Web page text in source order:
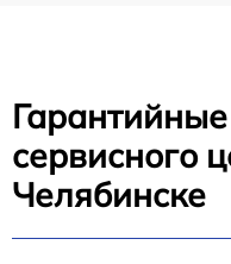
сервисного
Челябинске